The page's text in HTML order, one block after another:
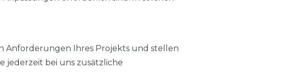
Anforderungen Ihres Projekts und stellen
jederzeit bei uns zusätzliche